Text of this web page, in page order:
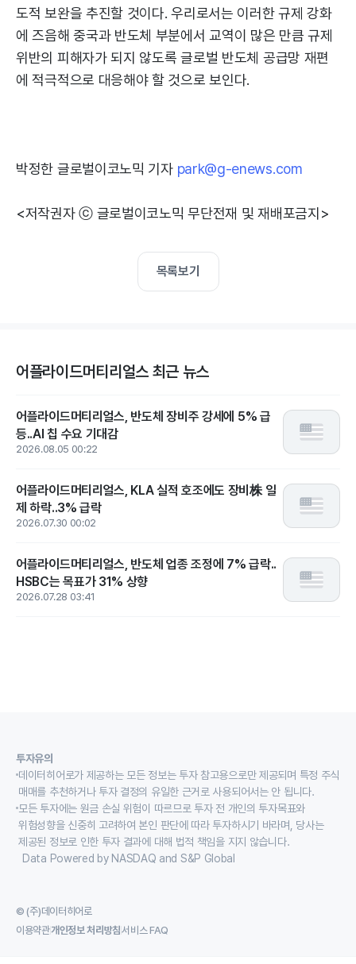
도적 보완을 추진할 것이다. 우리로서는 이러한 규제 강화
에 즈음해 중국과 반도체 부분에서 교역이 많은 만큼 규제
위반의 피해자가 되지 않도록 글로벌 반도체 공급망 재편
에 적극적으로 대응해야 할 것으로 보인다.
박정한 글로벌이코노믹 기자 park@g-enews.com
<저작권자 ⓒ 글로벌이코노믹 무단전재 및 재배포금지>
목록보기
어플라이드머티리얼스 최근 뉴스
어플라이드머티리얼스, 반도체 장비주 강세에 5% 급
등..AI 칩 수요 기대감
2026.08.05 00:22
어플라이드머티리얼스, KLA 실적 호조에도 장비株 일
제 하락..3% 급락
2026.07.30 00:02
어플라이드머티리얼스, 반도체 업종 조정에 7% 급락..
HSBC는 목표가 31% 상향
2026.07.28 03:41
투자유의
데이터히어로가 제공하는 모든 정보는 투자 참고용으로만 제공되며 특정 주식
매매를 추천하거나 투자 결정의 유일한 근거로 사용되어서는 안 됩니다.
모든 투자에는 원금 손실 위험이 따르므로 투자 전 개인의 투자목표와
위험성향을 신중히 고려하여 본인 판단에 따라 투자하시기 바라며, 당사는
제공된 정보로 인한 투자 결과에 대해 법적 책임을 지지 않습니다.
Data Powered by NASDAQ and S&P Global
© (주)데이터히어로
이용약관개인정보 처리방침서비스 FAQ